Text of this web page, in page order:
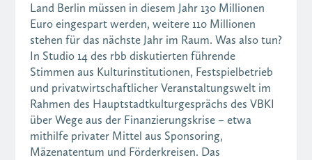
Land Berlin müssen in diesem Jahr 130 Millionen
Euro eingespart werden, weitere 110 Millionen
stehen für das nächste Jahr im Raum. Was also tun?
In Studio 14 des rbb diskutierten führende
Stimmen aus Kulturinstitutionen, Festspielbetrieb
und privatwirtschaftlicher Veranstaltungswelt im
Rahmen des Hauptstadtkulturgesprächs des VBKI
über Wege aus der Finanzierungskrise – etwa
mithilfe privater Mittel aus Sponsoring,
Mäzenatentum und Förderkreisen. Das